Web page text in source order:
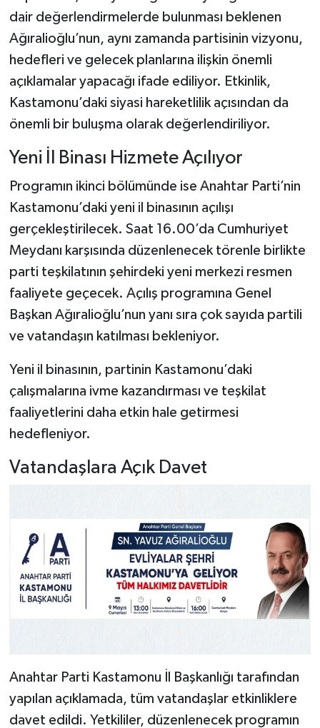
dair değerlendirmelerde bulunması beklenen
Ağıralioğlu’nun, aynı zamanda partisinin vizyonu,
hedefleri ve gelecek planlarına ilişkin önemli
açıklamalar yapacağı ifade ediliyor. Etkinlik,
Kastamonu’daki siyasi hareketlilik açısından da
önemli bir buluşma olarak değerlendiriliyor.
Yeni İl Binası Hizmete Açılıyor
Programın ikinci bölümünde ise Anahtar Parti’nin
Kastamonu’daki yeni il binasının açılışı
gerçekleştirilecek. Saat 16.00’da Cumhuriyet
Meydanı karşısında düzenlenecek törenle birlikte
parti teşkilatının şehirdeki yeni merkezi resmen
faaliyete geçecek. Açılış programına Genel
Başkan Ağıralioğlu’nun yanı sıra çok sayıda partili
ve vatandaşın katılması bekleniyor.
Yeni il binasının, partinin Kastamonu’daki
çalışmalarına ivme kazandırması ve teşkilat
faaliyetlerini daha etkin hale getirmesi
hedefleniyor.
Vatandaşlara Açık Davet
Anahtar Parti Kastamonu İl Başkanlığı tarafından
yapılan açıklamada, tüm vatandaşlar etkinliklere
davet edildi. Yetkililer, düzenlenecek programın